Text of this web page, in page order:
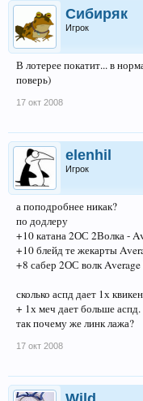
Сибиряк
Игрок
В лотерее покатит... в
поверь)
17 окт 2008
elenhil
Игрок
а поподробнее никак?
по додлеру
+10 катана 2ОС 2Волка -
+10 блейд те жекарты
+8 сабер 2ОС волк Average
сколько аспд дает 1х
+ 1х меч дает больше аспд.
так почему же линк лажа?
17 окт 2008